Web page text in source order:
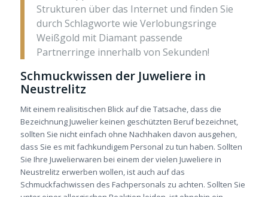
Strukturen über das Internet und finden Sie
durch Schlagworte wie Verlobungsringe
Weißgold mit Diamant passende
Partnerringe innerhalb von Sekunden!
Schmuckwissen der Juweliere in
Neustrelitz
Mit einem realisitischen Blick auf die Tatsache, dass die
Bezeichnung Juwelier keinen geschützten Beruf bezeichnet,
sollten Sie nicht einfach ohne Nachhaken davon ausgehen,
dass Sie es mit fachkundigem Personal zu tun haben. Sollten
Sie Ihre Juwelierwaren bei einem der vielen Juweliere in
Neustrelitz erwerben wollen, ist auch auf das
Schmuckfachwissen des Fachpersonals zu achten. Sollten Sie